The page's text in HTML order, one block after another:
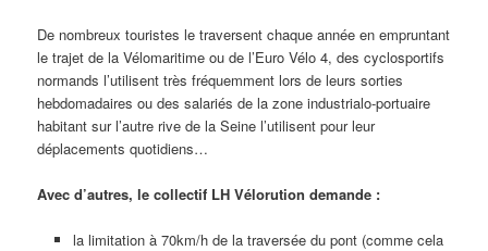
De nombreux touristes le traversent chaque année en empruntant
le trajet de la Vélomaritime ou de l’Euro Vélo 4, des cyclosportifs
normands l’utilisent très fréquemment lors de leurs sorties
hebdomadaires ou des salariés de la zone industrialo-portuaire
habitant sur l’autre rive de la Seine l’utilisent pour leur
déplacements quotidiens…
Avec d’autres, le collectif LH Vélorution demande :
la limitation à 70km/h de la traversée du pont (comme cela